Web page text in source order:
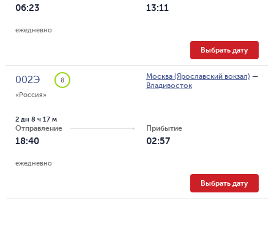
06:23 13:11
ежедневно
Выбрать дату
002Э
8
«Россия»
Москва (Ярославский вокзал) —
Владивосток
Отправление
18:40
2 дн 8 ч 17 м
Прибытие
02:57
ежедневно
Выбрать дату